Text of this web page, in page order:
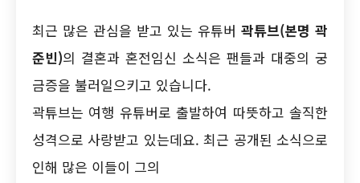
최근 많은 관심을 받고 있는 유튜버 곽튜브(본명 곽
준빈)의 결혼과 혼전임신 소식은 팬들과 대중의 궁
금증을 불러일으키고 있습니다.
곽튜브는 여행 유튜버로 출발하여 따뜻하고 솔직한
성격으로 사랑받고 있는데요. 최근 공개된 소식으로
인해 많은 이들이 그의